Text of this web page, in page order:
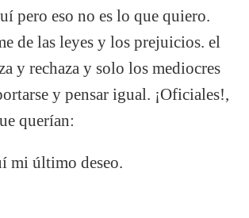
pero eso no es lo que quiero.
de las leyes y los prejuicios. el
y rechaza y solo los mediocres
y pensar igual. ¡Oficiales!,
querían:
mi último deseo.